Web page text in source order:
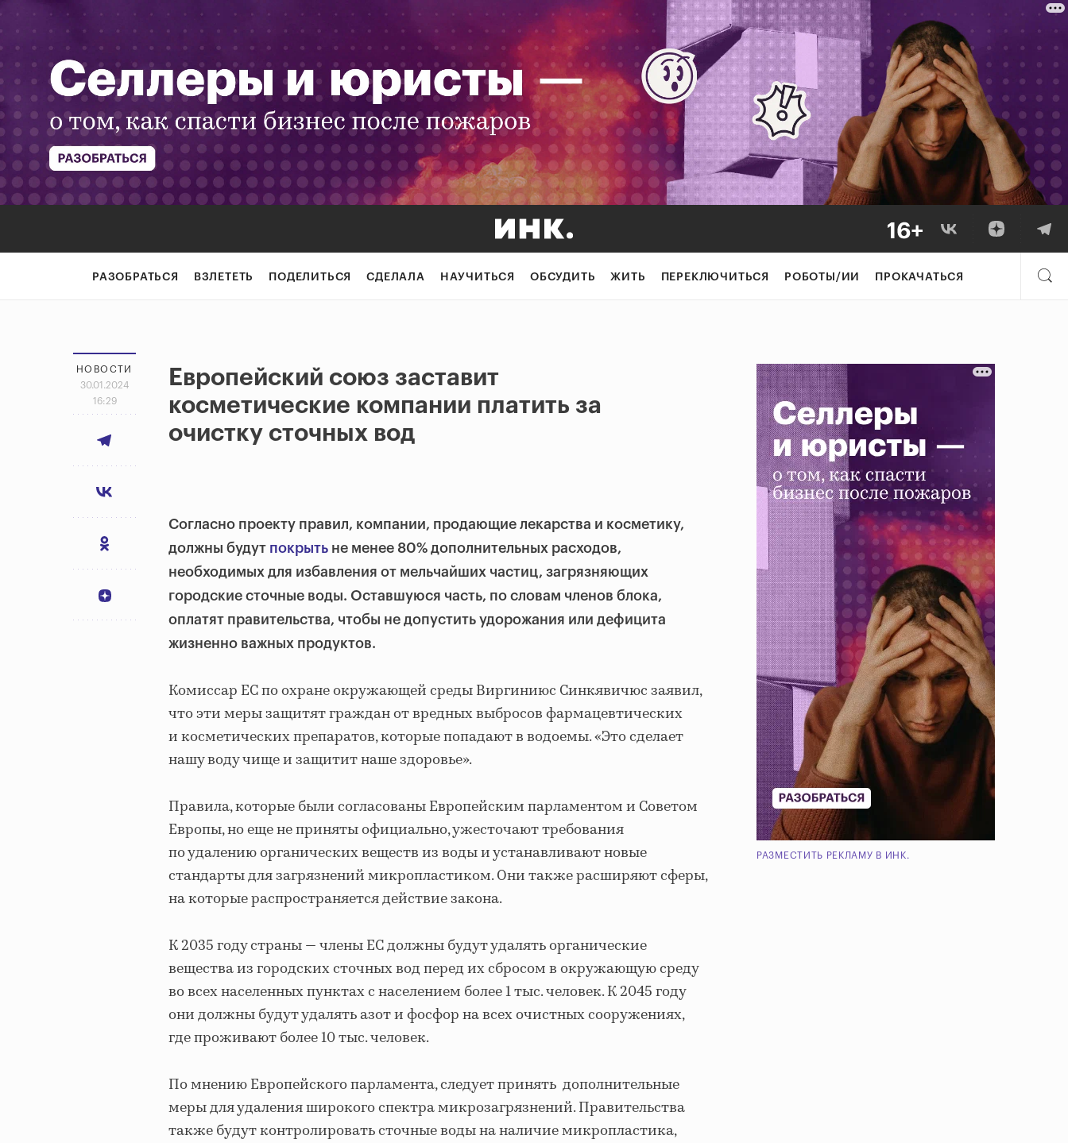
РАЗОБРАТЬСЯ ВЗЛЕТЕТЬ ПОДЕЛИТЬСЯ СДЕЛАЛА НАУЧИТЬСЯ ОБСУДИТЬ ЖИТЬ ПЕРЕКЛЮЧИТЬСЯ РОБОТЫ/ИИ ПРОКАЧАТЬСЯ
НОВОСТИ
30.01.2024
16:29
Европейский союз заставит
косметические компании платить за
очистку сточных вод
Согласно проекту правил, компании, продающие лекарства и косметику,
должны будут покрыть не менее 80% дополнительных расходов,
необходимых для избавления от мельчайших частиц, загрязняющих
городские сточные воды. Оставшуюся часть, по словам членов блока,
оплатят правительства, чтобы не допустить удорожания или дефицита
жизненно важных продуктов.
Комиссар ЕС по охране окружающей среды Виргиниюс Синкявичюс заявил,
что эти меры защитят граждан от вредных выбросов фармацевтических
и косметических препаратов, которые попадают в водоемы. «Это сделает
нашу воду чище и защитит наше здоровье».
Правила, которые были согласованы Европейским парламентом и Советом
Европы, но еще не приняты официально, ужесточают требования
по удалению органических веществ из воды и устанавливают новые
стандарты для загрязнений микропластиком. Они также расширяют сферы,
на которые распространяется действие закона.
К 2035 году страны — члены ЕС должны будут удалять органические
вещества из городских сточных вод перед их сбросом в окружающую среду
во всех населенных пунктах с населением более 1 тыс. человек. К 2045 году
они должны будут удалять азот и фосфор на всех очистных сооружениях,
где проживают более 10 тыс. человек.
По мнению Европейского парламента, следует принять дополнительные
меры для удаления широкого спектра микрозагрязнений. Правительства
также будут контролировать сточные воды на наличие микропластика,
РАЗМЕСТИТЬ РЕКЛАМУ В ИНК.